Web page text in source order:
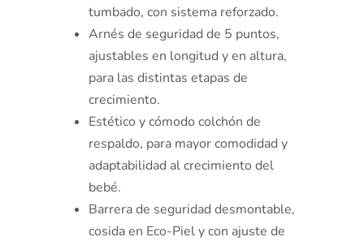
tumbado, con sistema reforzado.
Arnés de seguridad de 5 puntos,
ajustables en longitud y en altura,
para las distintas etapas de
crecimiento.
Estético y cómodo colchón de
respaldo, para mayor comodidad y
adaptabilidad al crecimiento del
bebé.
Barrera de seguridad desmontable,
cosida en Eco-Piel y con ajuste de